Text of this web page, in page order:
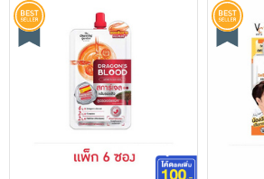
เครื่องปรุงรสและของแห้ง
ขนมขบเคี้ยว และช็อคโกแลต
อาหารสด ผัก ผลไม้และเบเกอรี่